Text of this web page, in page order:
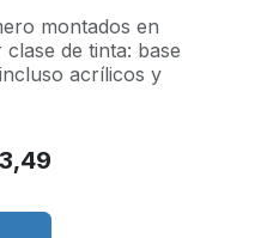
montados en
de tinta: base
acrílicos y
3,49